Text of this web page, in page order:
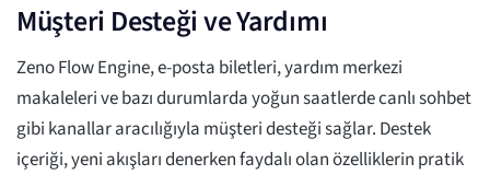
Müşteri Desteği ve Yardımı
Zeno Flow Engine, e-posta biletleri, yardım merkezi
makaleleri ve bazı durumlarda yoğun saatlerde canlı sohbet
gibi kanallar aracılığıyla müşteri desteği sağlar. Destek
içeriği, yeni akışları denerken faydalı olan özelliklerin pratik